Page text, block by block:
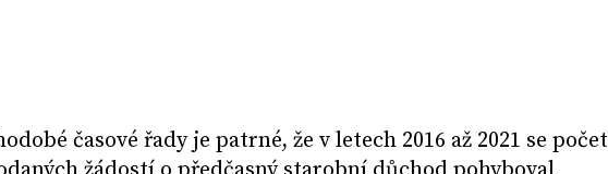
časové řady je patrné, že v letech 2016 až 2021 se počet